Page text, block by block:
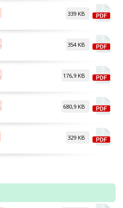
339 KB
354 KB
176,9 KB
680,9 KB
329 KB